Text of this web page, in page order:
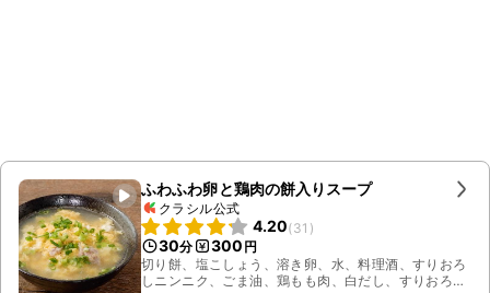
ふわふわ卵と鶏肉の餅入りスープ
クラシル公式
4.20(31 )
30分 300 円
切り餅、塩こしょう、溶き卵、水、料理酒、すりおろ
しニンニク、ごま油、鶏もも肉、白だし、すりおろし